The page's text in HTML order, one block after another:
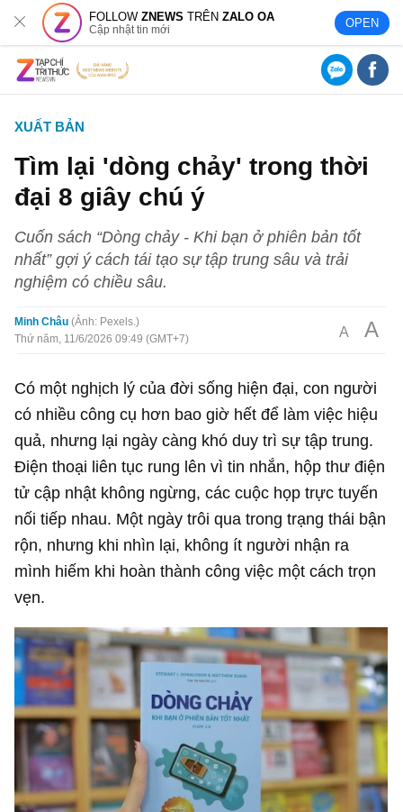
FOLLOWZNEWS TRÊNZALO OA
Cập nhật tin mới OPEN
XUẤT BẢN
Tìm lại 'dòng chảy' trong thời
đại 8 giây chú ý
Cuốn sách “Dòng chảy - Khi bạn ở phiên bản tốt
nhất” gợi ý cách tái tạo sự tập trung sâu và trải
nghiệm có chiều sâu.
Minh Châu Ảnh: Pexels.
Thứ năm, 11/6/2026 09:49 (GMT+7)
A A
Có một nghịch lý của đời sống hiện đại, con người
có nhiều công cụ hơn bao giờ hết để làm việc hiệu
quả, nhưng lại ngày càng khó duy trì sự tập trung.
Điện thoại liên tục rung lên vì tin nhắn, hộp thư điện
tử cập nhật không ngừng, các cuộc họp trực tuyến
nối tiếp nhau. Một ngày trôi qua trong trạng thái bận
rộn, nhưng khi nhìn lại, không ít người nhận ra
mình hiếm khi hoàn thành công việc một cách trọn
vẹn.